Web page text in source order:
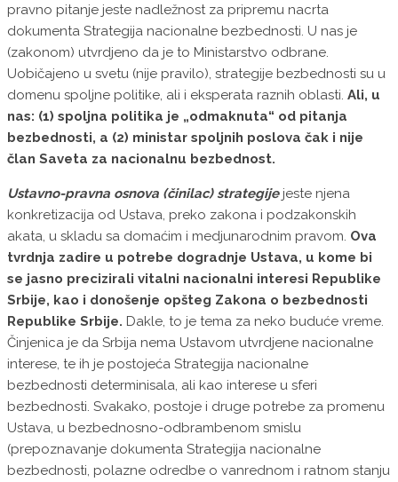
pravno pitanje jeste nadležnost za pripremu nacrta
dokumenta Strategija nacionalne bezbednosti. U nas je
(zakonom) utvrdjeno da je to Ministarstvo odbrane.
Uobičajeno u svetu (nije pravilo), strategije bezbednosti su u
domenu spoljne politike, ali i eksperata raznih oblasti. Ali, u
nas: (1) spoljna politika je „odmaknuta“ od pitanja
bezbednosti, a (2) ministar spoljnih poslova čak i nije
član Saveta za nacionalnu bezbednost.
Ustavno-pravna osnova (činilac) strategije jeste njena
konkretizacija od Ustava, preko zakona i podzakonskih
akata, u skladu sa domaćim i medjunarodnim pravom. Ova
tvrdnja zadire u potrebe dogradnje Ustava, u kome bi
se jasno precizirali vitalni nacionalni interesi Republike
Srbije, kao i donošenje opšteg Zakona o bezbednosti
Republike Srbije. Dakle, to je tema za neko buduće vreme.
Činjenica je da Srbija nema Ustavom utvrdjene nacionalne
interese, te ih je postojeća Strategija nacionalne
bezbednosti determinisala, ali kao interese u sferi
bezbednosti. Svakako, postoje i druge potrebe za promenu
Ustava, u bezbednosno-odbrambenom smislu
(prepoznavanje dokumenta Strategija nacionalne
bezbednosti, polazne odredbe o vanrednom i ratnom stanju